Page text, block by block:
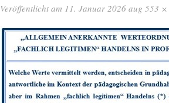
Veröffentlicht am 11. Januar 2026 aug 553 ×